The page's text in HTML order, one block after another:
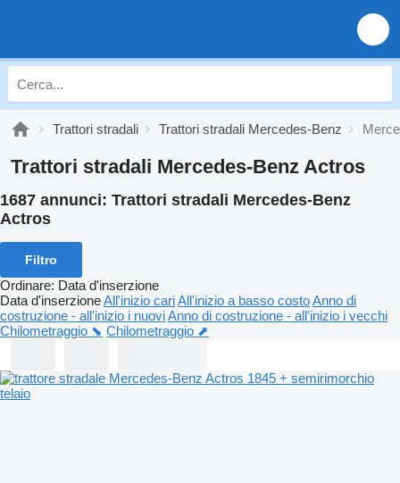
Trattori stradali Trattori stradali Mercedes-Benz
Trattori stradali Mercedes-Benz Actros
1687 annunci: Trattori stradali Mercedes-Benz
Actros
Filtro
Ordinare: Data d'inserzione
Data d'inserzioneAll'inizio cariAll'inizio a basso costoAnno di
costruzione - all'inizio i nuoviAnno di costruzione - all'inizio i vecchi
Chilometraggio ⬊ Chilometraggio ⬈